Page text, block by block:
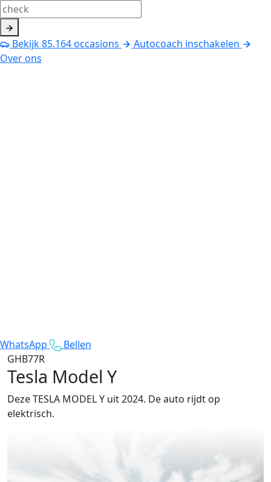
Bekijk85.164occasions
Autocoach inschakelen
Over ons
WhatsApp
Bellen
GHB77R
Tesla Model Y
Deze TESLA MODEL Y uit 2024. De auto rijdt op
elektrisch.